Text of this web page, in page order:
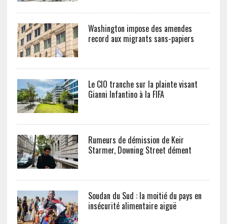
Washington impose des amendes
record aux migrants sans-papiers
Le CIO tranche sur la plainte visant
Gianni Infantino à la FIFA
Rumeurs de démission de Keir
Starmer, Downing Street dément
Soudan du Sud : la moitié du pays en
insécurité alimentaire aiguë